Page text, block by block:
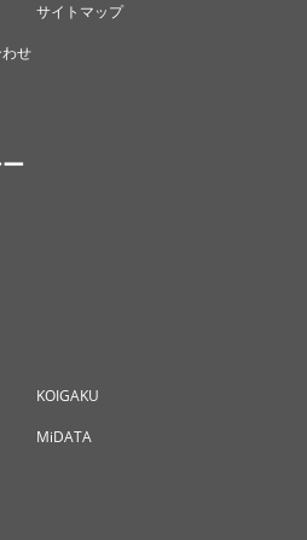
サイトマップ
せ
KOIGAKU
MiDATA